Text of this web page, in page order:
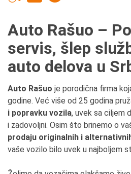
Auto Rašuo –
servis, šlep
auto delova u
Auto Rašuo je porodična firma
godine. Već više od 25 godina
i popravku vozila, uvek sa ciljem
i zadovoljni. Osim što brinemo o
prodaju originalnih i
vaše vozilo bilo uvek u najboljem